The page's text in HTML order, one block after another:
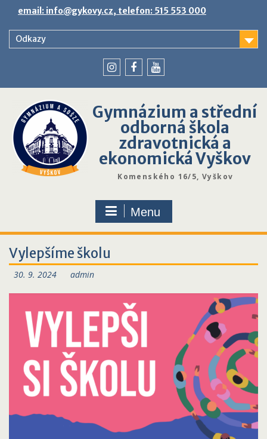
content
email: info@gykovy.cz, telefon: 515 553 000
Odkazy
Gymnázium a střední
odborná škola
zdravotnická a
ekonomická Vyškov
Komenského 16/5, Vyškov
Menu
Vylepšíme školu
30. 9. 2024 admin